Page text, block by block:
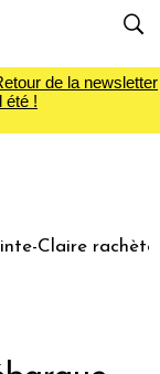
de la newsletter
été !
Claire rachète